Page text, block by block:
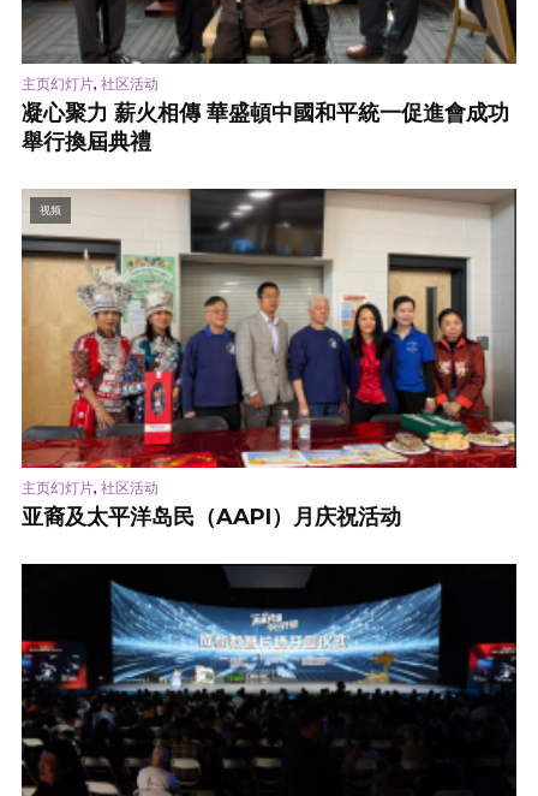
主页幻灯片, 社区活动
凝心聚力 薪火相傳 華盛頓中國和平統一促進會成功
舉行換屆典禮
视频
主页幻灯片, 社区活动
亚裔及太平洋岛民（AAPI）月庆祝活动